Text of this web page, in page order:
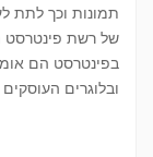
תמונות וכך לתת
של רשת פינטרסט
בפינטרסט הם
ובלוגרים